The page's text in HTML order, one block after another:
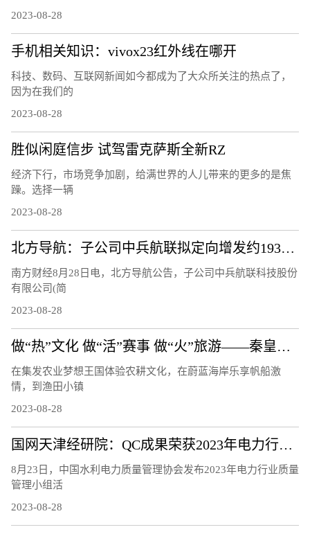
2023-08-28
手机相关知识：vivox23红外线在哪开
科技、数码、互联网新闻如今都成为了大众所关注的热点了，
因为在我们的
2023-08-28
胜似闲庭信步 试驾雷克萨斯全新RZ
经济下行，市场竞争加剧，给满世界的人儿带来的更多的是焦
躁。选择一辆
2023-08-28
北方导航：子公司中兵航联拟定向增发约1933.28万元用于补充流动资金
南方财经8月28日电，北方导航公告，子公司中兵航联科技股份
有限公司(简
2023-08-28
做“热”文化 做“活”赛事 做“火”旅游——秦皇岛文体旅融合发展观察
在集发农业梦想王国体验农耕文化，在蔚蓝海岸乐享帆船激
情，到渔田小镇
2023-08-28
国网天津经研院：QC成果荣获2023年电力行业质量管理小组活动成果三等奖
8月23日，中国水利电力质量管理协会发布2023年电力行业质量
管理小组活
2023-08-28